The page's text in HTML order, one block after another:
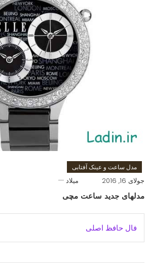
مدل ساعت و عینک آفتابی
جولای 16, 2016 میلاد
مدلهای جدید ساعت مچی
فال حافظ اصلی